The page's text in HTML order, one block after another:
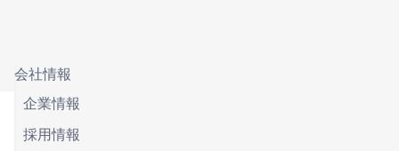
会社情報
企業情報
採用情報